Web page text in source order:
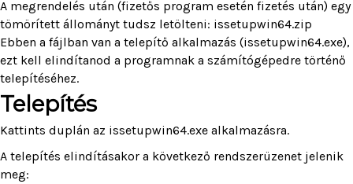
A megrendelés után (fizetős program esetén fizetés után) egy
tömörített állományt tudsz letölteni: issetupwin64.zip
Ebben a fájlban van a telepítő alkalmazás (issetupwin64.exe),
ezt kell elindítanod a programnak a számítógépedre történő
telepítéséhez.
Telepítés
Kattints duplán az issetupwin64.exe alkalmazásra.
A telepítés elindításakor a következő rendszerüzenet jelenik
meg: